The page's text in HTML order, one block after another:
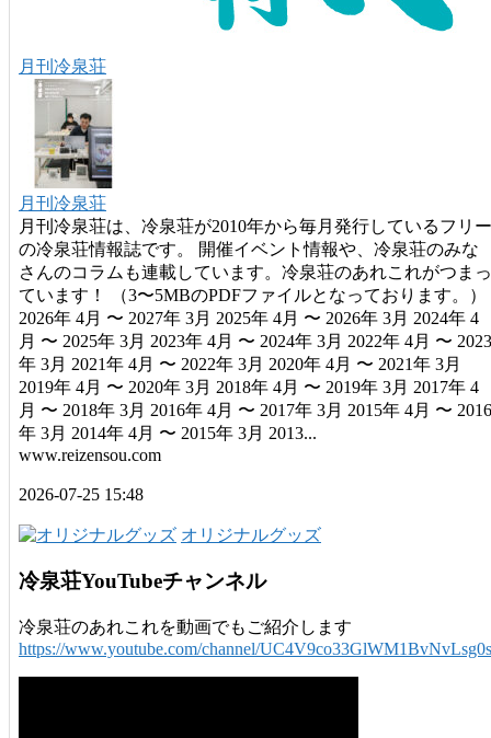
月刊冷泉荘
月刊冷泉荘
月刊冷泉荘は、冷泉荘が2010年から毎月発行しているフリー
の冷泉荘情報誌です。 開催イベント情報や、冷泉荘のみな
さんのコラムも連載しています。冷泉荘のあれこれがつまっ
ています！ （3〜5MBのPDFファイルとなっております。）
2026年 4月 〜 2027年 3月 2025年 4月 〜 2026年 3月 2024年 4
月 〜 2025年 3月 2023年 4月 〜 2024年 3月 2022年 4月 〜 2023
年 3月 2021年 4月 〜 2022年 3月 2020年 4月 〜 2021年 3月
2019年 4月 〜 2020年 3月 2018年 4月 〜 2019年 3月 2017年 4
月 〜 2018年 3月 2016年 4月 〜 2017年 3月 2015年 4月 〜 2016
年 3月 2014年 4月 〜 2015年 3月 2013...
www.reizensou.com
2026-07-25 15:48
オリジナルグッズ
冷泉荘YouTubeチャンネル
冷泉荘のあれこれを動画でもご紹介します
https://www.youtube.com/channel/